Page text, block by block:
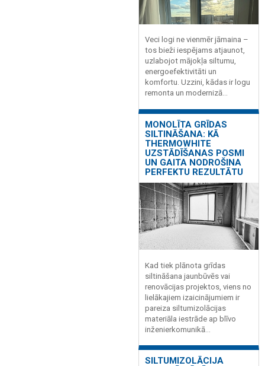
Veci logi ne vienmēr jāmaina –
tos bieži iespējams atjaunot,
uzlabojot mājokļa siltumu,
energoefektivitāti un
komfortu. Uzzini, kādas ir logu
remonta un modernizā...
MONOLĪTA GRĪDAS
SILTINĀŠANA: KĀ
THERMOWHITE
UZSTĀDĪŠANAS POSMI
UN GAITA NODROŠINA
PERFEKTU REZULTĀTU
Kad tiek plānota grīdas
siltināšana jaunbūvēs vai
renovācijas projektos, viens no
lielākajiem izaicinājumiem ir
pareiza siltumizolācijas
materiāla iestrāde ap blīvo
inženierkomunikā...
SILTUMIZOLĀCIJA